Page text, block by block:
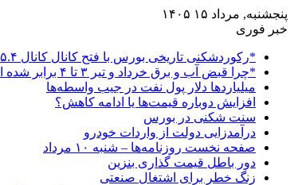
پنجشنبه, مرداد ۱۵ ۱۴۰۵
خبر فوری
*رکوردشکنی تاریخی بورس با فتح کانال کانال ۵.۴ میلیون واحدی*
*چرا قبض آب و برق خرداد و تیر ۳ تا ۴ برابر شده است؟ *
میلیاردها دلار پول نفت در جیب واسطه‌ها
افزایش دوباره قیمت‌ها یا ادامه کاهش؟
سنت شکنی در بورس
درآمدزایی دولت از واردات خودرو
صفحه نخست روزنامه‌ها – شنبه ۱۰ مرداد
دور باطل قیمت گذاری بنزین
زنگ خطر برای اشتغال صنعتی